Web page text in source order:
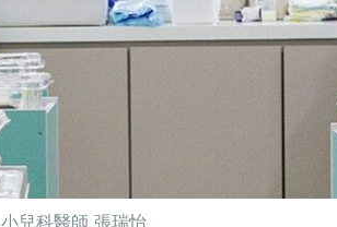
小兒科醫師 張瑞怡